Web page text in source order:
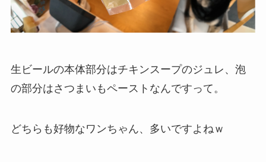
生ビールの本体部分はチキンスープのジュレ、泡
の部分はさつまいもペーストなんですって。
どちらも好物なワンちゃん、多いですよねｗ